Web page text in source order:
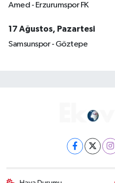
Amed - Erzurumspor FK
17 Ağustos, Pazartesi
Samsunspor - Göztepe